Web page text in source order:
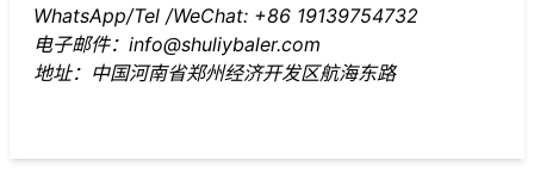
WhatsApp/Tel /WeChat: +86 19139754732
电子邮件：info@shuliybaler.com
地址：中国河南省郑州经济开发区航海东路